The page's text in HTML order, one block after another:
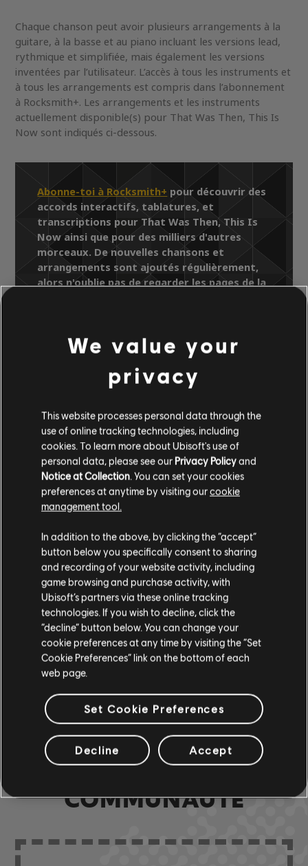
Chaque chanson peut avoir plusieurs arrangements à la
guitare, à la basse et au piano incluant les versions lead,
rythmique et simplifiée, mais également les versions
inventées par l’utilisateur. L’accès à tous les instruments et
à tous les arrangements est compris dans l’abonnement
à Rocksmith+. Les arrangements et les instruments
actuellement disponible(s) pour That Was Then, This Is
Now sont indiqués ci-dessous.
Abonne-toi à Rocksmith+ pour découvrir des
accords interactifs, tablatures, et
transcriptions pour That Was Then, This Is
Now ainsi que pour des milliers d'autres
morceaux. De nouvelles chansons et
arrangements sont ajoutés régulièrement,
alors n'oublie pas de regarder les pages de la
Bibliothèque de chansons
Greatest Hits
That Was Then, This Is Now
ARRANGEMENTS
VÉRIFIÉS
Instrument / Type d'arr. Vérifié
Arrangement accords
ARRANGEMENTS DE LA
COMMUNAUTÉ
We value your
privacy
This website processes personal data through the
use of online tracking technologies, including
cookies. To learn more about Ubisoft's use of
personal data, please see our Privacy Policyand
Notice at Collection . You can set your cookies
preferences at anytime by visiting ourcookie
management tool.
In addition to the above, by clicking the “accept”
button below you specifically consent to sharing
and recording of your website activity, including
game browsing and purchase activity, with
Ubisoft’s partners via these online tracking
technologies. If you wish to decline, click the
“decline” button below. You can change your
cookie preferences at any time by visiting the “Set
Cookie Preferences” link on the bottom of each
web page.
Set Cookie Preferences
Decline Accept